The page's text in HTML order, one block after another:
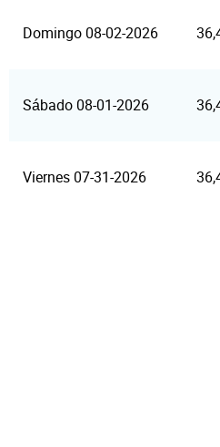
Domingo 08-02-2026
Sábado 08-01-2026
Viernes 07-31-2026